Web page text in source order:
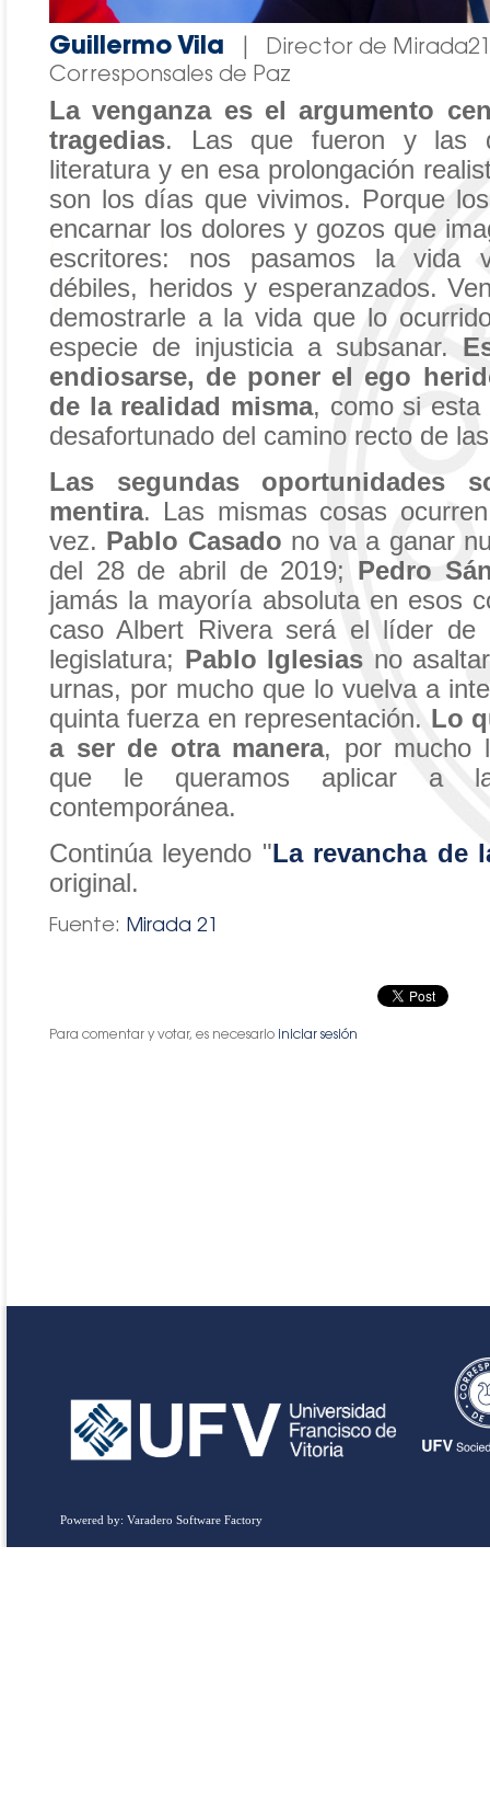
Guillermo Vila
Director de
Corresponsales de Paz
La venganza es el argumento
tragedias. Las que fueron y las
literatura y en esa prolongación
son los días que vivimos. Porque
encarnar los dolores y gozos que
escritores: nos pasamos la vida
débiles, heridos y esperanzados.
demostrarle a la vida que lo
especie de injusticia a subsanar.
endiosarse, de poner el ego
de la realidad misma, como si esta
desafortunado del camino recto de
Las segundas oportunidades
mentira. Las mismas cosas
vez. Pablo Casado no va a ganar
del 28 de abril de 2019; Pedro
jamás la mayoría absoluta en esos
caso Albert Rivera será el líder de
legislatura; Pablo Iglesias no
urnas, por mucho que lo vuelva a
quinta fuerza en representación. Lo
a ser de otra manera, por mucho
que le queramos aplicar a
contemporánea.
Continúa leyendo "La revancha de
original.
Fuente: Mirada 21
Para comentar y votar, es necesario iniciar sesión
Powered by: Varadero Software Factory